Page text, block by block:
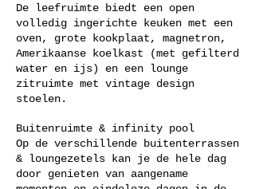
De leefruimte biedt een open
volledig ingerichte keuken met een
oven, grote kookplaat, magnetron,
Amerikaanse koelkast (met gefilterd
water en ijs) en een lounge
zitruimte met vintage design
stoelen.
Buitenruimte & infinity pool
Op de verschillende buitenterrassen
& loungezetels kan je de hele dag
door genieten van aangename